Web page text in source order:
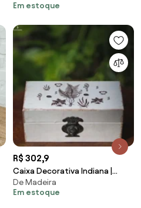
Em estoque
R$ 302,9
Caixa Decorativa Indiana |
Madeira Forest
De Madeira
Em estoque